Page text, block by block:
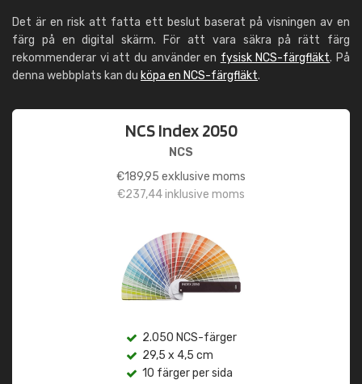
Det är en risk att fatta ett beslut baserat på visningen av en
färg på en digital skärm. För att vara säkra på rätt färg
rekommenderar vi att du använder en fysisk NCS-färgfläkt. På
denna webbplats kan du köpa en NCS-färgfläkt.
NCS Index 2050
NCS
€189,95 exklusive moms
€237,44inklusive moms
2.050 NCS-färger
29,5 x 4,5 cm
10 färger per sida